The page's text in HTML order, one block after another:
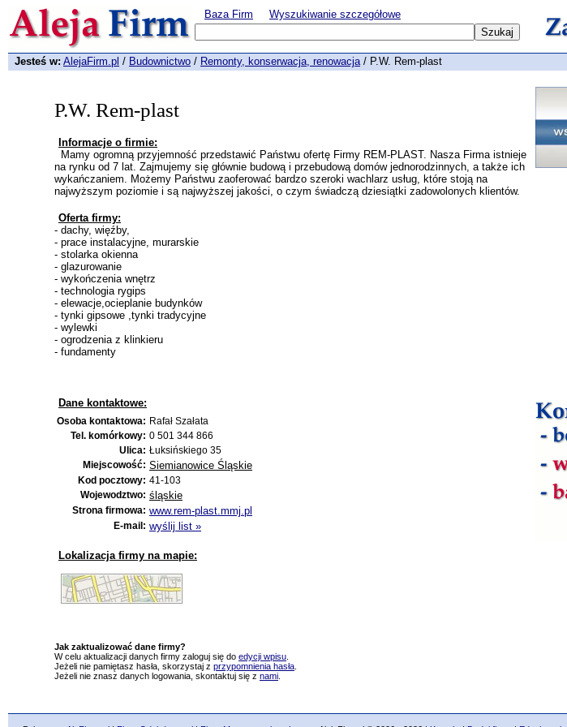
Baza Firm Wyszukiwanie szczegółowe
Jesteś w: AlejaFirm.pl / Budownictwo / Remonty, konserwacja, renowacja/ P.W. Rem-plast
P.W. Rem-plast
Informacje o firmie:
Mamy ogromną przyjemność przedstawić Państwu ofertę Firmy REM-PLAST. Nasza Firma istnieje
na rynku od 7 lat. Zajmujemy się głównie budową i przebudową domów jednorodzinnych, a także ich
wykańczaniem. Możemy Państwu zaoferować bardzo szeroki wachlarz usług, które stoją na
najwyższym poziomie i są najwyższej jakości, o czym świadczą dziesiątki zadowolonych klientów.
Oferta firmy:
- dachy, więźby,
- prace instalacyjne, murarskie
- stolarka okienna
- glazurowanie
- wykończenia wnętrz
- technologia rygips
- elewacje,ocieplanie budynków
- tynki gipsowe ,tynki tradycyjne
- wylewki
- ogrodzenia z klinkieru
- fundamenty
Dane kontaktowe:
Osoba kontaktowa: Rafał Szałata
Tel. komórkowy: 0 501 344 866
Ulica: Łuksińskiego 35
Miejscowość: Siemianowice Śląskie
Kod pocztowy: 41-103
Wojewodztwo: śląskie
Strona firmowa: www.rem-plast.mmj.pl
E-mail: wyślij list »
Lokalizacja firmy na mapie:
Jak zaktualizować dane firmy?
W celu aktualizacji danych firmy zaloguj się do edycji wpisu
Jeżeli nie pamiętasz hasła, skorzystaj z przypomnienia hasła
Jeżeli nie znasz danych logowania, skontaktuj się z nami